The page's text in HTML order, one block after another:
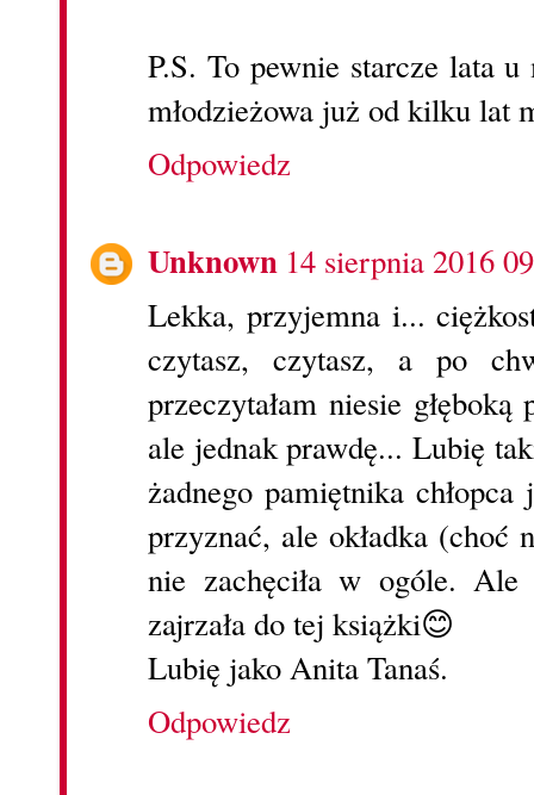
P.S. To pewnie starcze lata
młodzieżowa już od kilku lat
Odpowiedz
Unknown 14 sierpnia 2016
Lekka, przyjemna i...
czytasz, czytasz, a po
przeczytałam niesie
ale jednak prawdę... Lubię
żadnego pamiętnika
przyznać, ale okładka
nie zachęciła w ogóle.
zajrzała do tej książki😊
Lubię jako Anita Tanaś.
Odpowiedz